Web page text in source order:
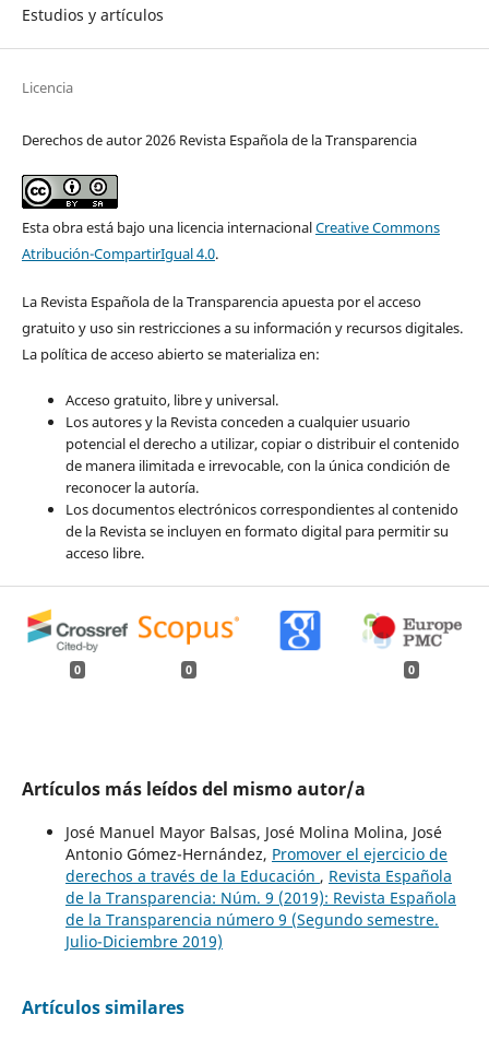
Estudios y artículos
Licencia
Derechos de autor 2026 Revista Española de la Transparencia
Esta obra está bajo una licencia internacionalCreative Commons
Atribución-CompartirIgual 4.0.
La Revista Española de la Transparencia apuesta por el acceso
gratuito y uso sin restricciones a su información y recursos digitales.
La política de acceso abierto se materializa en:
Acceso gratuito, libre y universal.
Los autores y la Revista conceden a cualquier usuario
potencial el derecho a utilizar, copiar o distribuir el contenido
de manera ilimitada e irrevocable, con la única condición de
reconocer la autoría.
Los documentos electrónicos correspondientes al contenido
de la Revista se incluyen en formato digital para permitir su
acceso libre.
0 0 0
Artículos más leídos del mismo autor/a
José Manuel Mayor Balsas, José Molina Molina, José
Antonio Gómez-Hernández, Promover el ejercicio de
derechos a través de la Educación , Revista Española
de la Transparencia: Núm. 9 (2019): Revista Española
de la Transparencia número 9 (Segundo semestre.
Julio-Diciembre 2019)
Artículos similares